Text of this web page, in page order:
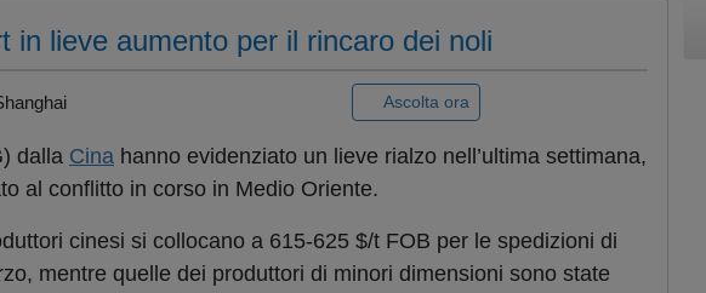
in lieve aumento per il rincaro dei noli
Ascolta ora
dalla Cina hanno evidenziato un lieve rialzo nell’ultima settimana,
al conflitto in corso in Medio Oriente.
cinesi si collocano a 615-625 $/t FOB per le spedizioni di
mentre quelle dei produttori di minori dimensioni sono state